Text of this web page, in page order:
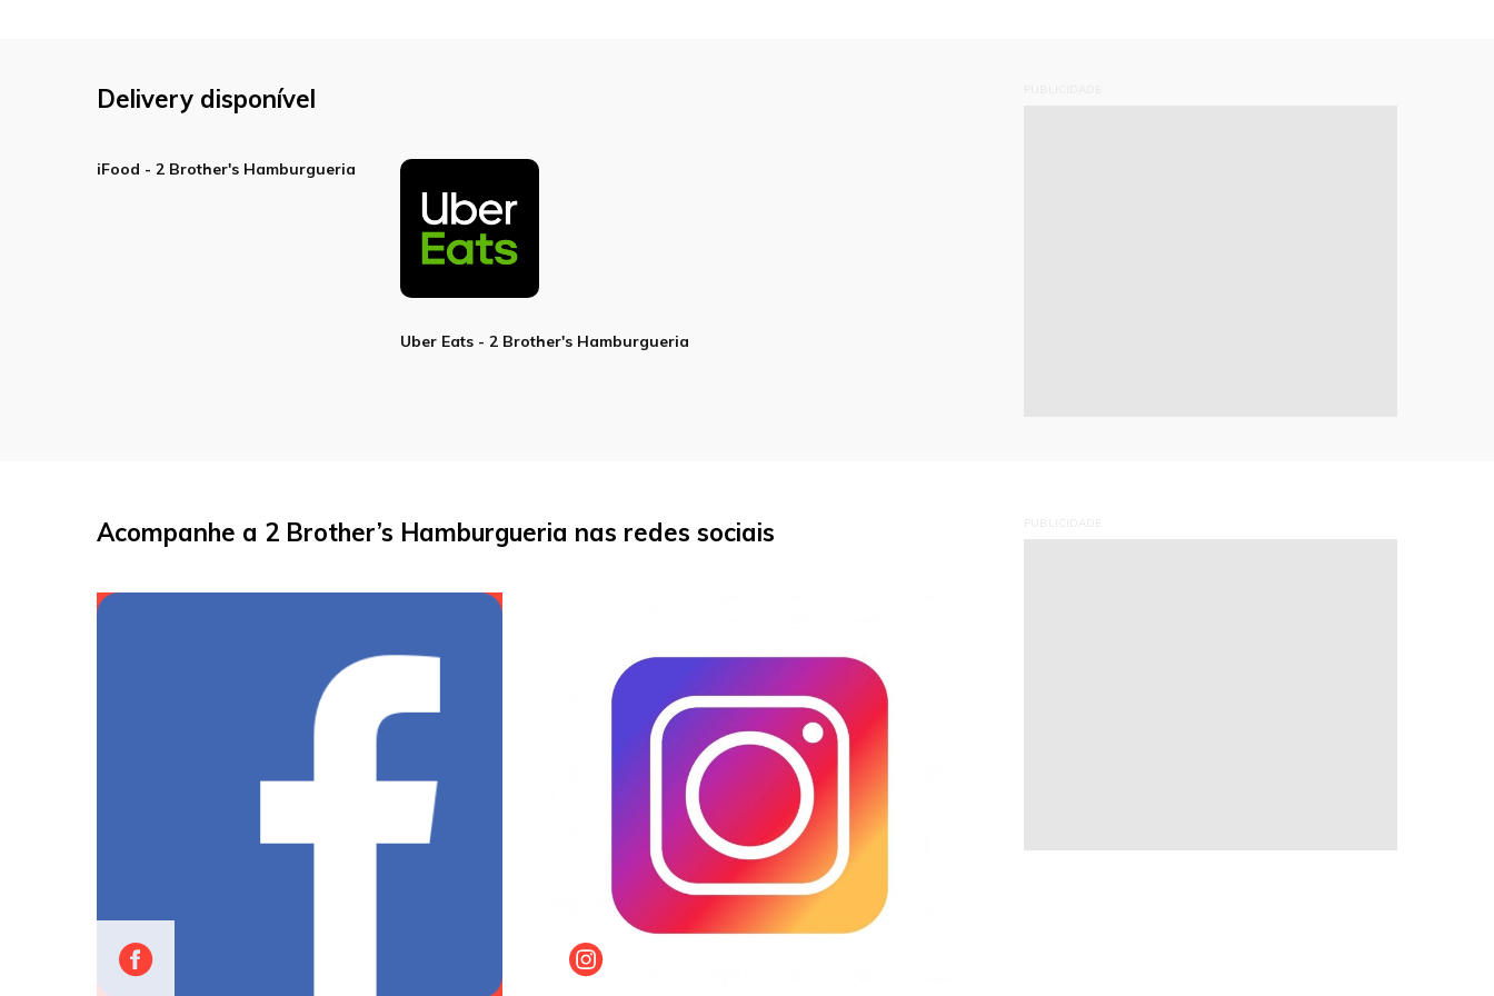
Delivery disponível
iFood - 2 Brother's Hamburgueria
Uber Eats - 2 Brother's Hamburgueria
Acompanhe a 2 Brother’s Hamburgueria nas redes sociais PUBLICIDADE